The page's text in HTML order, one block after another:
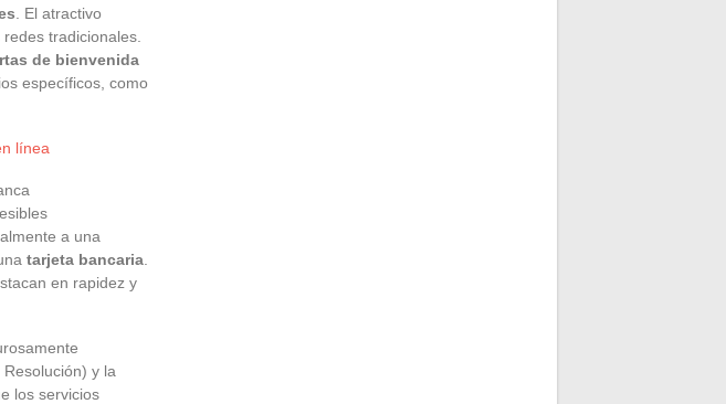
. El atractivo
tradicionales.
de bienvenida
específicos, como
línea
a una
tarjeta bancaria
en rapidez y
y la
los servicios